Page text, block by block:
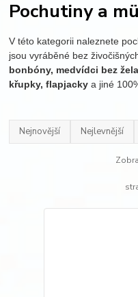
Pochutiny a
V této kategorii naleznete
jsou vyráběné bez
bonbóny, medvídci bez
křupky, flapjacky a jiné
Nejnovější Nejlevnější